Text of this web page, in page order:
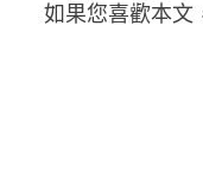
如果您喜歡本文